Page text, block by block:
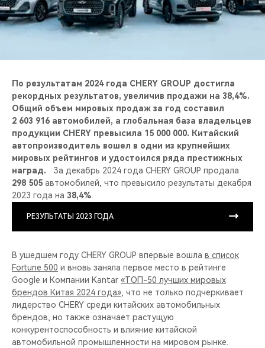
CHERY CONNECT
CHERY И СПОРТ
ВИДЕООБЗОРЫ
CHERY ДЛЯ ДЕТЕЙ
По результатам 2024 года CHERY GROUP достигла
рекордных результатов, увеличив продажи на 38,4%.
Общий объем мировых продаж за год составил
2 603 916 автомобилей, а глобальная база владельцев
продукции CHERY превысила 15 000 000. Китайский
автопроизводитель вошел в одни из крупнейших
мировых рейтингов и удостоился ряда престижных
наград. За декабрь 2024 года CHERY GROUP продала
298 505 автомобилей, что превысило результаты декабря
2023 года на 38,4%
РЕЗУЛЬТАТЫ 2023 ГОДА
В ушедшем году CHERY GROUP впервые вошла в список
Fortune 500 и вновь заняла первое место в рейтинге
Google и Компании Kantar «ТОП-50 лучших мировых
брендов Китая 2024 года» , что не только подчеркивает
лидерство CHERY среди китайских автомобильных
брендов, но также означает растущую
конкурентоспособность и влияние китайской
автомобильной промышленности на мировом рынке.